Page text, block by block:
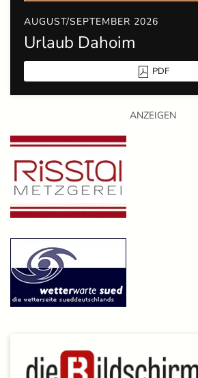
AUGUST/SEPTEMBER 2026
Urlaub Dahoim
PDF
ANZEIGEN